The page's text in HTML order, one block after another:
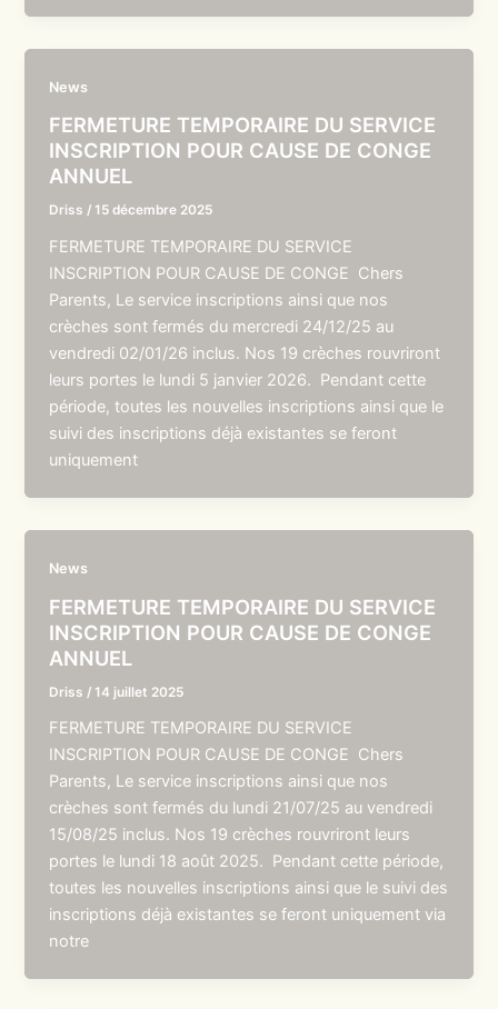
News
FERMETURE TEMPORAIRE DU SERVICE
INSCRIPTION POUR CAUSE DE CONGE
ANNUEL
Driss /15 décembre 2025
FERMETURE TEMPORAIRE DU SERVICE
INSCRIPTION POUR CAUSE DE CONGE Chers
Parents, Le service inscriptions ainsi que nos
crèches sont fermés du mercredi 24/12/25 au
vendredi 02/01/26 inclus. Nos 19 crèches rouvriront
leurs portes le lundi 5 janvier 2026. Pendant cette
période, toutes les nouvelles inscriptions ainsi que le
suivi des inscriptions déjà existantes se feront
uniquement
News
FERMETURE TEMPORAIRE DU SERVICE
INSCRIPTION POUR CAUSE DE CONGE
ANNUEL
Driss /14 juillet 2025
FERMETURE TEMPORAIRE DU SERVICE
INSCRIPTION POUR CAUSE DE CONGE Chers
Parents, Le service inscriptions ainsi que nos
crèches sont fermés du lundi 21/07/25 au vendredi
15/08/25 inclus. Nos 19 crèches rouvriront leurs
portes le lundi 18 août 2025. Pendant cette période,
toutes les nouvelles inscriptions ainsi que le suivi des
inscriptions déjà existantes se feront uniquement via
notre